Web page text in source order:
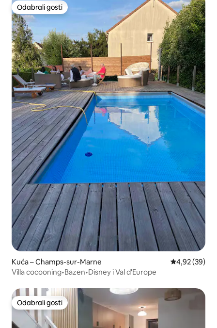
Odabrali gosti
Odabrali gosti
Kuća – Champs-sur-Marne Prosječna
4,92 (39)
Villa cocooning•Bazen•Disney i Val d'Europe
Odabrali gosti
Odabrali gosti